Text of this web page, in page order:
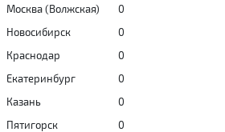
Москва (Волжская)
0
Новосибирск
0
Краснодар
0
Екатеринбург
0
Казань
0
Пятигорск
0